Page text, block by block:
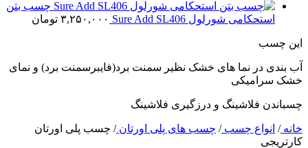
چسب بتن
استحکامی شورلول Sure Add SL406
۳,۲۵۰,۰۰۰ تومان
این چسب
آب بندی در نما های خشک نظیر سمنت برد(فایبرسمنت برد) و نمای
خشک سرامیکی
چسباندن فلاشینگ و درزگیری فلاشینگ
خانه/ انواع چسب/ چسب های پلی اورتان/ چسب پلی اورتان
کارتریجی